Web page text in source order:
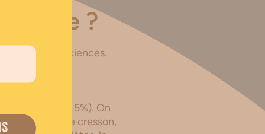
idéale ?
déficiences.
(de 1 à 5%). On
le chou, le cresson,